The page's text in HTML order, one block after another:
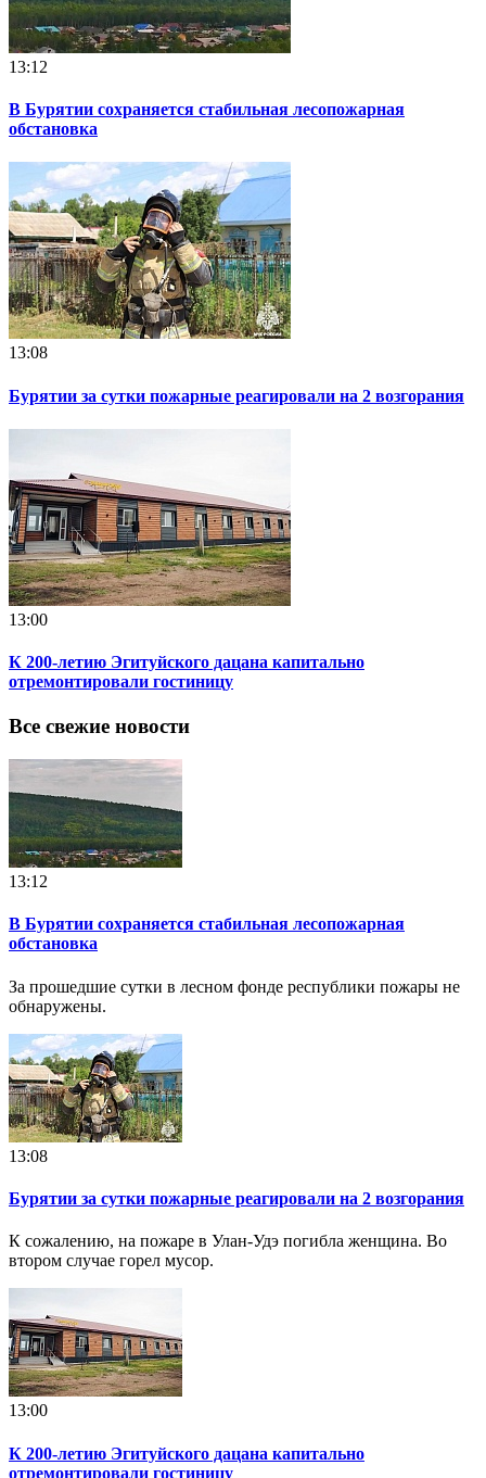
13:12
В Бурятии сохраняется стабильная лесопожарная
обстановка
13:08
Бурятии за сутки пожарные реагировали на 2 возгорания
13:00
К 200-летию Эгитуйского дацана капитально
отремонтировали гостиницу
Все свежие новости
13:12
В Бурятии сохраняется стабильная лесопожарная
обстановка
За прошедшие сутки в лесном фонде республики пожары не
обнаружены.
13:08
Бурятии за сутки пожарные реагировали на 2 возгорания
К сожалению, на пожаре в Улан-Удэ погибла женщина. Во
втором случае горел мусор.
13:00
К 200-летию Эгитуйского дацана капитально
отремонтировали гостиницу